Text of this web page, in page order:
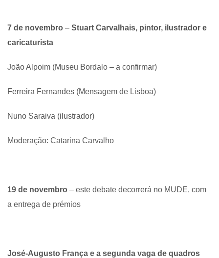
7 de novembro – Stuart Carvalhais, pintor, ilustrador e
caricaturista
João Alpoim (Museu Bordalo – a confirmar)
Ferreira Fernandes (Mensagem de Lisboa)
Nuno Saraiva (ilustrador)
Moderação: Catarina Carvalho
19 de novembro – este debate decorrerá no MUDE, com
a entrega de prémios
José-Augusto França e a segunda vaga de quadros